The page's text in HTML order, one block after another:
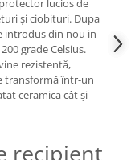
lucios de
și ciobituri. Dupa
introdus din nou in
grade Celsius.
rezistentă,
transformă într-un
ceramica cât și
recipient